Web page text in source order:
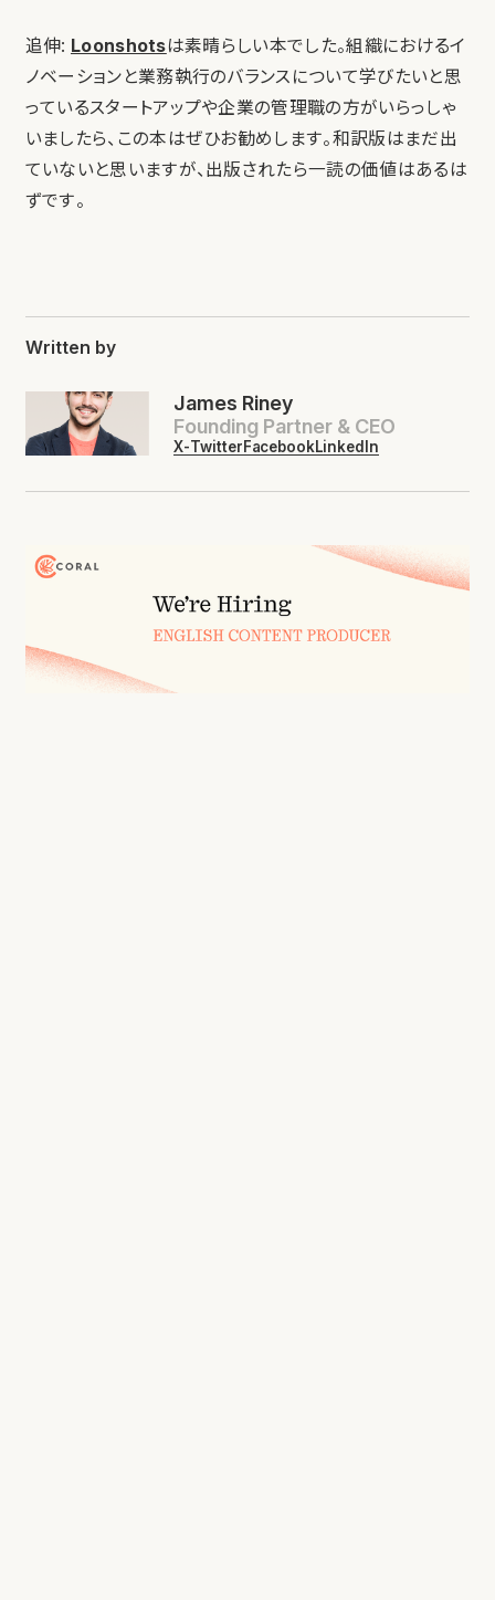
追伸: Loonshotsは素晴らしい本でした。組織におけるイ
ノベーションと業務執行のバランスについて学びたいと思
っているスタートアップや企業の管理職の方がいらっしゃ
いましたら、この本はぜひお勧めします。和訳版はまだ出
ていないと思いますが、出版されたら一読の価値はあるは
ずです。
Written by
James Riney
Founding Partner & CEO
X-TwitterFacebookLinkedIn